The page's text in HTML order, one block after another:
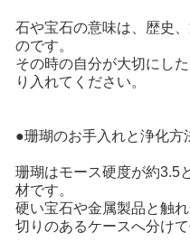
石や宝石の意味は、歴史
のです。
その時の自分が大切にし
り入れてください。
●珊瑚のお手入れと浄化方
珊瑚はモース硬度が約3.5
材です。
硬い宝石や金属製品と触
切りのあるケースへ分け